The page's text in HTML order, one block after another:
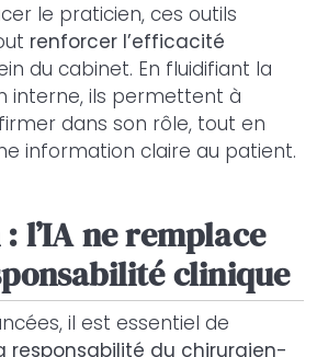
le praticien, ces outils
renforcer l’efficacité
du cabinet. En fluidifiant la
interne, ils permettent à
dans son rôle, tout en
information claire au patient.
l’IA ne remplace
clinique
il est essentiel de
responsabilité du chirurgien-